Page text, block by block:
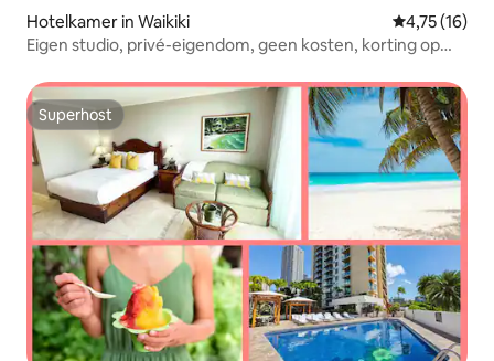
Hotelkamer in Waikiki Gemiddelde
4,75 (16)
Eigen studio, privé-eigendom, geen kosten, korting op
Superhost
Superhost